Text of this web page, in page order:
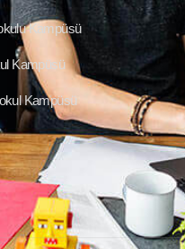
Kampüsü
Kampüsü
Kampüsü